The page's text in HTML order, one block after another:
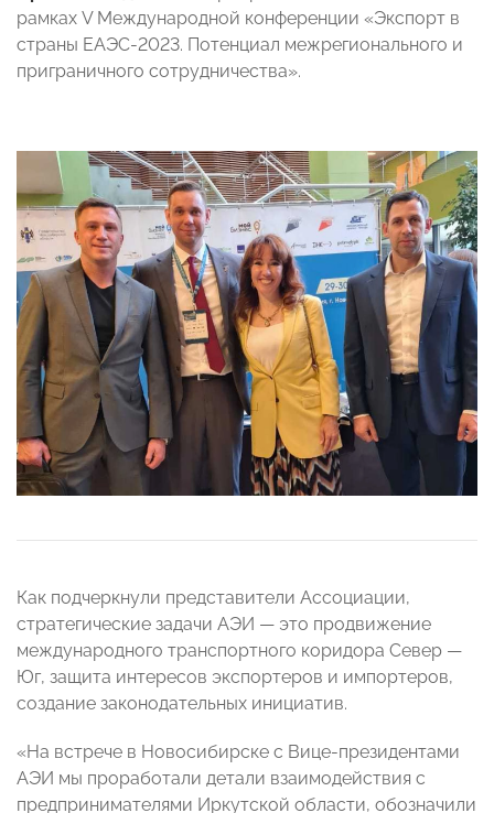
рамках V Международной конференции «Экспорт в
страны ЕАЭС-2023. Потенциал межрегионального и
приграничного сотрудничества».
Как подчеркнули представители Ассоциации,
стратегические задачи АЭИ — это продвижение
международного транспортного коридора Север —
Юг, защита интересов экспортеров и импортеров,
создание законодательных инициатив.
«На встрече в Новосибирске с Вице-президентами
АЭИ мы проработали детали взаимодействия с
предпринимателями Иркутской области, обозначили